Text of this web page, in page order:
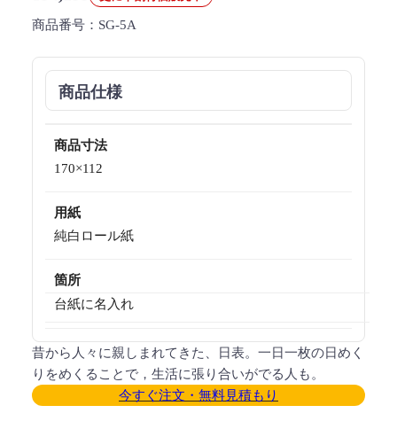
商品番号： SG-5A
商品仕様
商品寸法
170×112
用紙
純白ロール紙
箇所
台紙に名入れ
昔から人々に親しまれてきた、日表。一日一枚の日めく
りをめくることで，生活に張り合いがでる人も。
今すぐ注文・無料見積もり